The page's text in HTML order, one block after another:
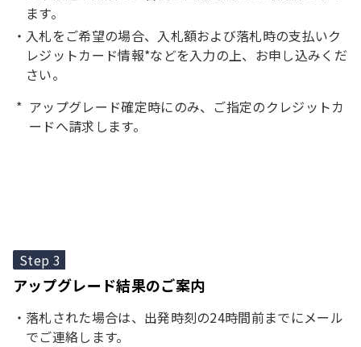
ます。
入札をご希望の場合、入札額および落札時の支払いク
レジットカード情報*などを入力の上、お申し込みくだ
さい。
アップグレード確定時にのみ、ご指定のクレジットカ
ードへ請求します。
Step 3
アップグレード結果のご案内
落札された場合は、出発時刻の24時間前までにメール
でご連絡します。